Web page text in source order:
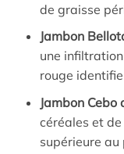
de graisse
Jambon
une
rouge
Jambon Cebo
céréales et
supérieure